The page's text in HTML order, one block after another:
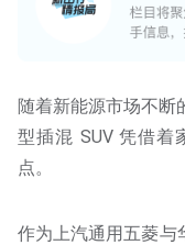
随着新能源市场不断
型插混 SUV 凭借着
点。
作为上汽通用五菱与